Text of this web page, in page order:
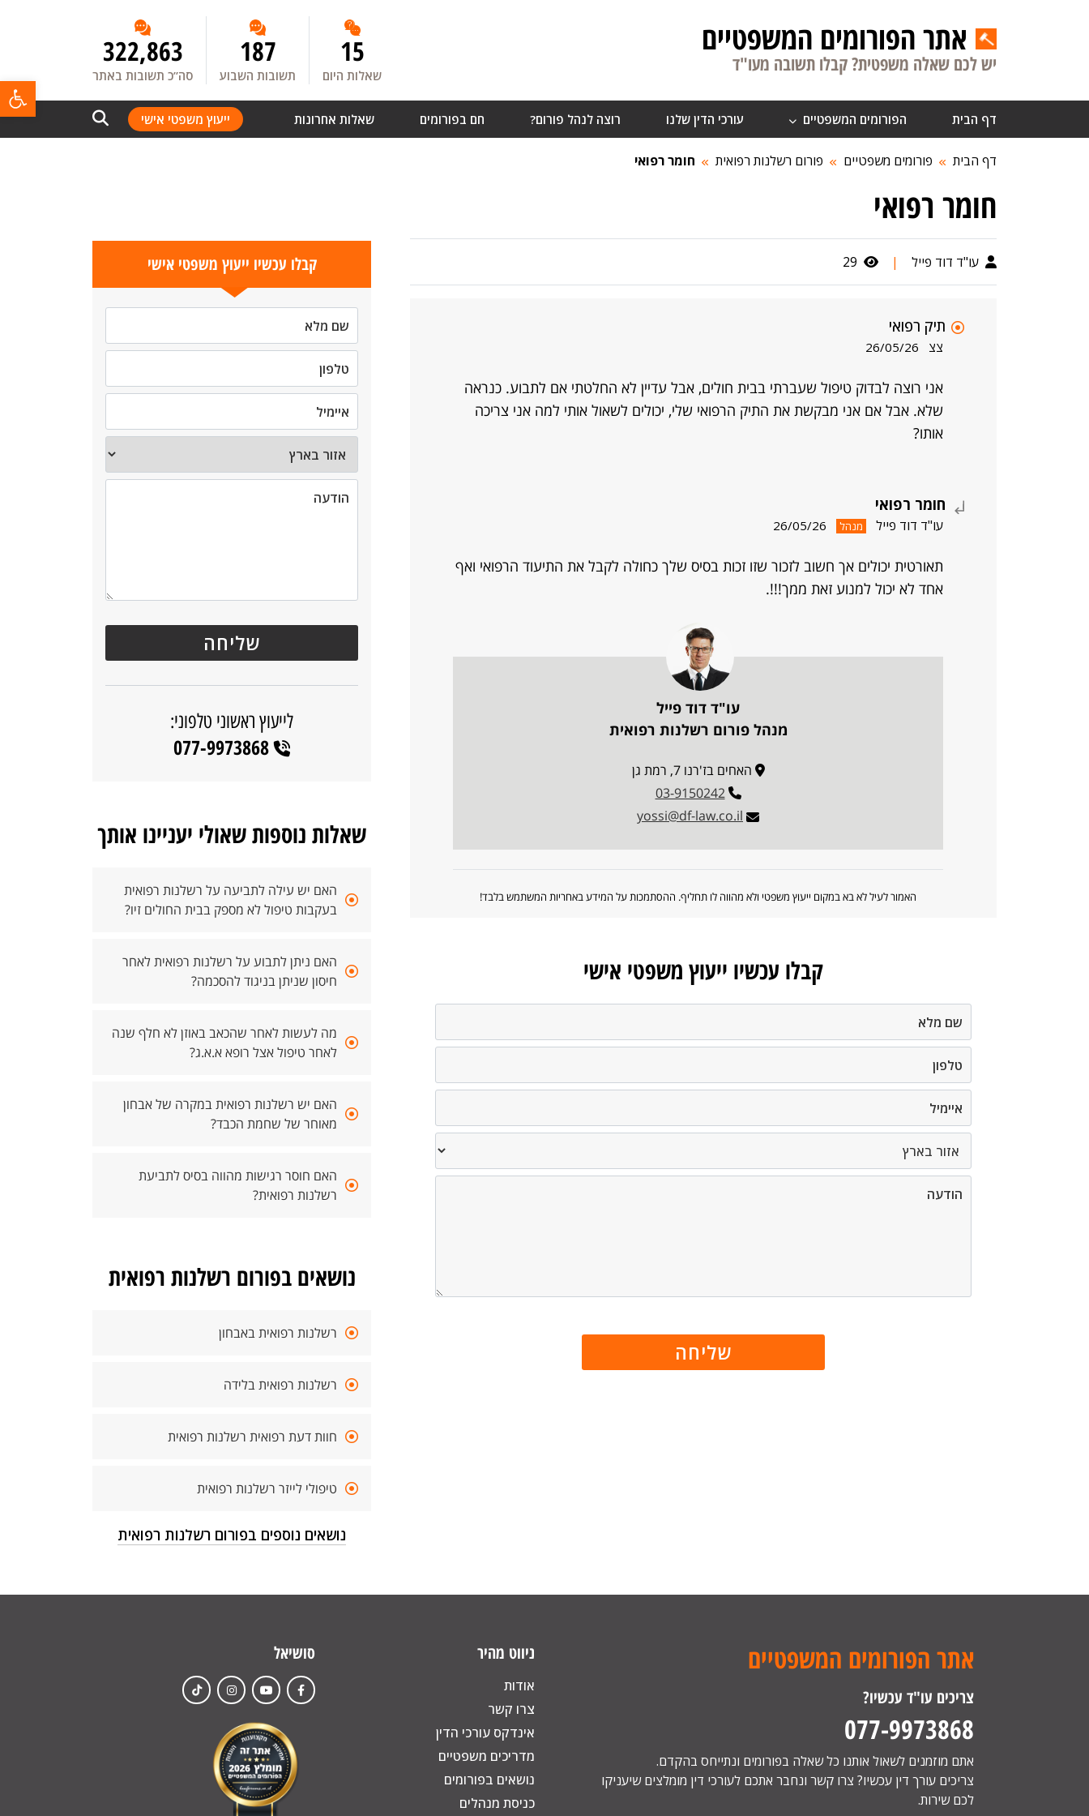
אתר הפורומים המשפטיים
יש לכם שאלה משפטית? קבלו תשובה מעו"ד 15
שאלות היום
187
תשובות השבוע
322,863
סה”כ תשובות באתר
דף הבית הפורומים המשפטיים עורכי הדין שלנו רוצה לנהל פורום? חם בפורומים שאלות אחרונות ייעוץ משפטי אישי
דף הבית פורומים משפטיים פורום רשלנות רפואית חומר רפואי
חומר רפואי
עו"ד דוד פייל |
29
תיק רפואי
צצ 26/05/26
אני רוצה לבדוק טיפול שעברתי בבית חולים, אבל עדיין לא החלטתי אם לתבוע. כנראה
שלא. אבל אם אני מבקשת את התיק הרפואי שלי, יכולים לשאול אותי למה אני צריכה
אותו?
חומר רפואי
עו"ד דוד פייל מנהל 26/05/26
תאורטית יכולים אך חשוב לזכור שזו זכות בסיס שלך כחולה לקבל את התיעוד הרפואי ואף
אחד לא יכול למנוע זאת ממך!!!.
עו"ד דוד פייל
מנהל פורום רשלנות רפואית
האחים בז'רנו 7, רמת גן
03-9150242
yossi@df-law.co.il
האמור לעיל לא בא במקום ייעוץ משפטי ולא מהווה לו תחליף. ההסתמכות על המידע באחריות המשתמש בלבד!
קבלו עכשיו ייעוץ משפטי אישי
קבלו עכשיו ייעוץ משפטי אישי
לייעוץ ראשוני טלפוני:
077-9973868
שאלות נוספות שאולי יעניינו אותך
האם יש עילה לתביעה על רשלנות רפואית
בעקבות טיפול לא מספק בבית החולים זיו?
האם ניתן לתבוע על רשלנות רפואית לאחר
חיסון שניתן בניגוד להסכמה?
מה לעשות לאחר שהכאב באוזן לא חלף שנה
לאחר טיפול אצל רופא א.א.ג?
האם יש רשלנות רפואית במקרה של אבחון
מאוחר של שחמת הכבד?
האם חוסר רגישות מהווה בסיס לתביעת
רשלנות רפואית?
נושאים בפורום רשלנות רפואית
רשלנות רפואית באבחון
רשלנות רפואית בלידה
חוות דעת רפואית רשלנות רפואית
טיפולי לייזר רשלנות רפואית
נושאים נוספים בפורום רשלנות רפואית
אתר הפורומים המשפטיים
צריכים עו"ד עכשיו?
077-9973868
אתם מוזמנים לשאול אותנו כל שאלה בפורומים ונתייחס בהקדם.
צריכים עורך דין עכשיו? צרו קשר ונחבר אתכם לעורכי דין מומלצים שיעניקו
לכם שירות.
ניווט מהיר
אודות
צרו קשר
אינדקס עורכי הדין
מדריכים משפטיים
נושאים בפורומים
כניסת מנהלים
סושיאל